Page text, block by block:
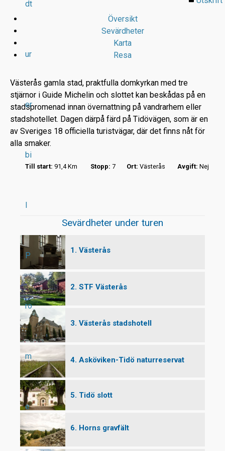
dt
ur
er
bi
l
P
ro
m
e
Översikt
Sevärdheter
Karta
Resa
Västerås gamla stad, praktfulla domkyrkan med tre
stjärnor i Guide Michelin och slottet kan beskådas på en
stadspromenad innan övernattning på vandrarhem eller
stadshotellet. Dagen därpå färd på Tidövägen, som är en
av Sveriges 18 officiella turistvägar, där det finns nåt för
alla smaker.
Till start: 91,4 Km Stopp: 7 Ort: Västerås Avgift: Nej
Sevärdheter under turen
1. Västerås
2. STF Västerås
3. Västerås stadshotell
4. Asköviken-Tidö naturreservat
5. Tidö slott
6. Horns gravfält